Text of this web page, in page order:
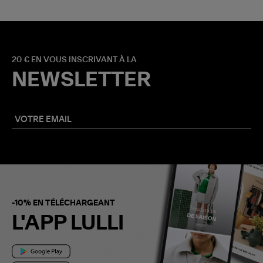
20 € EN VOUS INSCRIVANT À LA
NEWSLETTER
-10% EN TÉLÉCHARGEANT
L'APP LULLI